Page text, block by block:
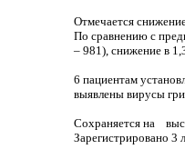
Отмечается
По сравнению с
– 981), снижение в
6 пациентам
выявлены вирусы
Сохраняется на
Зарегистрировано 3